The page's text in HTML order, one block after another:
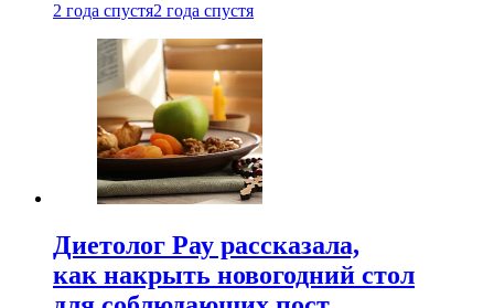
2 года спустя2 года спустя
Диетолог Рау рассказала,
как накрыть новогодний стол